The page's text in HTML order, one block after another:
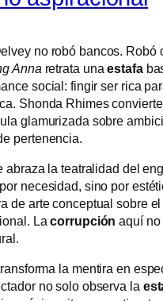
no robó bancos. Robó
Anna retrata unaestafa
social: fingir ser rica
Shonda Rhimes
glamurizada sobre
pertenencia.
abraza la teatralidad del
necesidad, sino por
de arte conceptual sobre
Lacorrupción aquí no
la mentira en
no solo observa la